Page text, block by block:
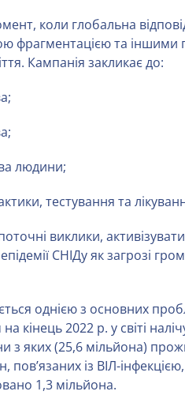
коли глобальна
фрагментацією та іншими
Кампанія закликає до:
людини;
тестування та
виклики, активізувати
СНІДу як загрозі
однією з основних
2022 р. у світі
з яких (25,6 мільйона)
пов’язаних із ВІЛ-
1,3 мільйона.